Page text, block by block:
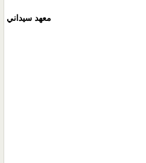
معهد سيداني